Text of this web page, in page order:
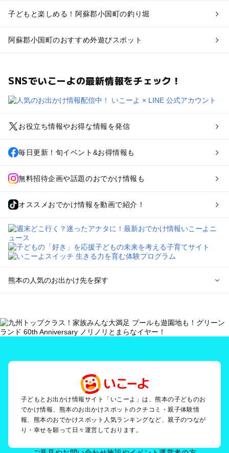
子どもと楽しめる！阿蘇郡小国町の釣り堀
阿蘇郡小国町のおすすめ外遊びスポット
SNSでいこーよの最新情報をチェック！
お役立ち情報やお得な情報を発信
毎日更新！旬イベント&お得情報も
無料招待企画や話題のおでかけ情報も
オススメおでかけ情報を動画で紹介！
熊本の人気のお出かけ先を探す
を探す
熊本市周辺のプールお出かけ
天草のプールお出かけ
人吉・球磨のプールお出かけ
八代・水俣・湯の児のプールお出かけ
黒川・杖立のプールお出かけ
熊本の定番お出かけスポット
熊本の動物園
子どもとお出かけ情報サイト「いこーよ」は、熊本の子どものお
でかけ情報、熊本のお出かけスポットのクチコミ・親子体験情
報、熊本のおでかけスポット人気ランキングなど、親子のつなが
り・幸せを願って日々運営しております。